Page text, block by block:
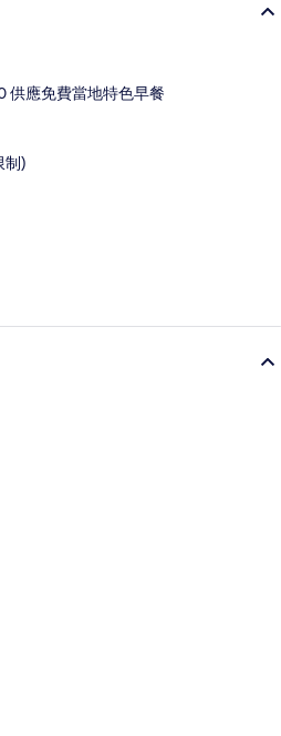
供應免費當地特色早餐
制)